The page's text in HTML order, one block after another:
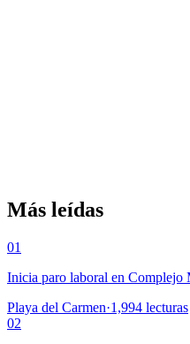
Más leídas
01
Inicia paro laboral en Complejo
Playa del Carmen·1,994 lecturas
02